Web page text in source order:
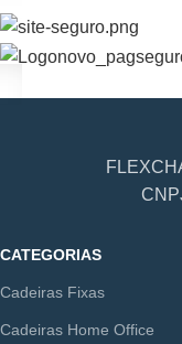
CATEGORIAS
Cadeiras Fixas
Cadeiras Home Office